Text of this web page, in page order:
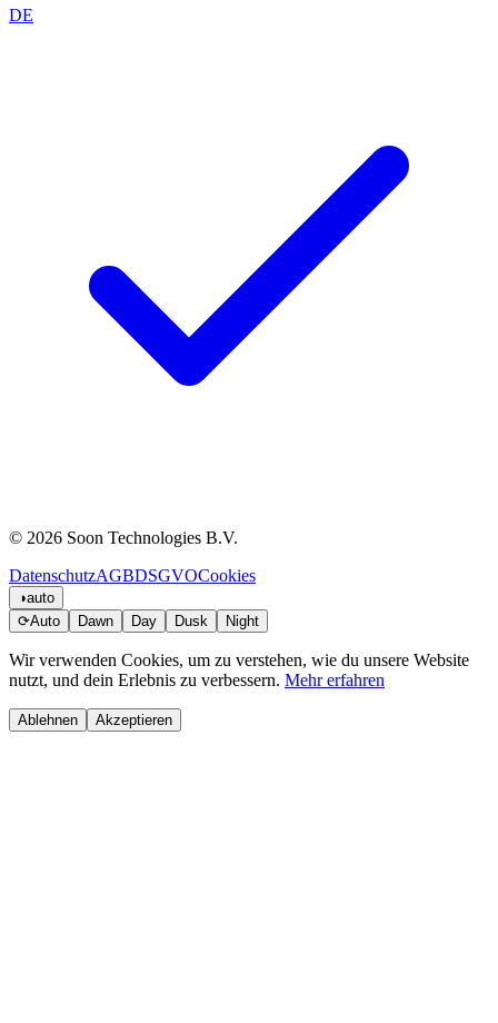
DE
© 2026 Soon Technologies B.V.
DatenschutzAGBDSGVOCookies
◑auto
⟳Auto Dawn Day Dusk Night
Wir verwenden Cookies, um zu verstehen, wie du unsere Website
nutzt, und dein Erlebnis zu verbessern. Mehr erfahren
Ablehnen Akzeptieren